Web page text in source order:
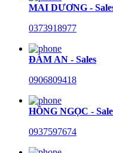
MAI DƯƠNG -
0373918977
ĐÀM AN - Sales
0906809418
HỒNG NGỌC -
0937597674